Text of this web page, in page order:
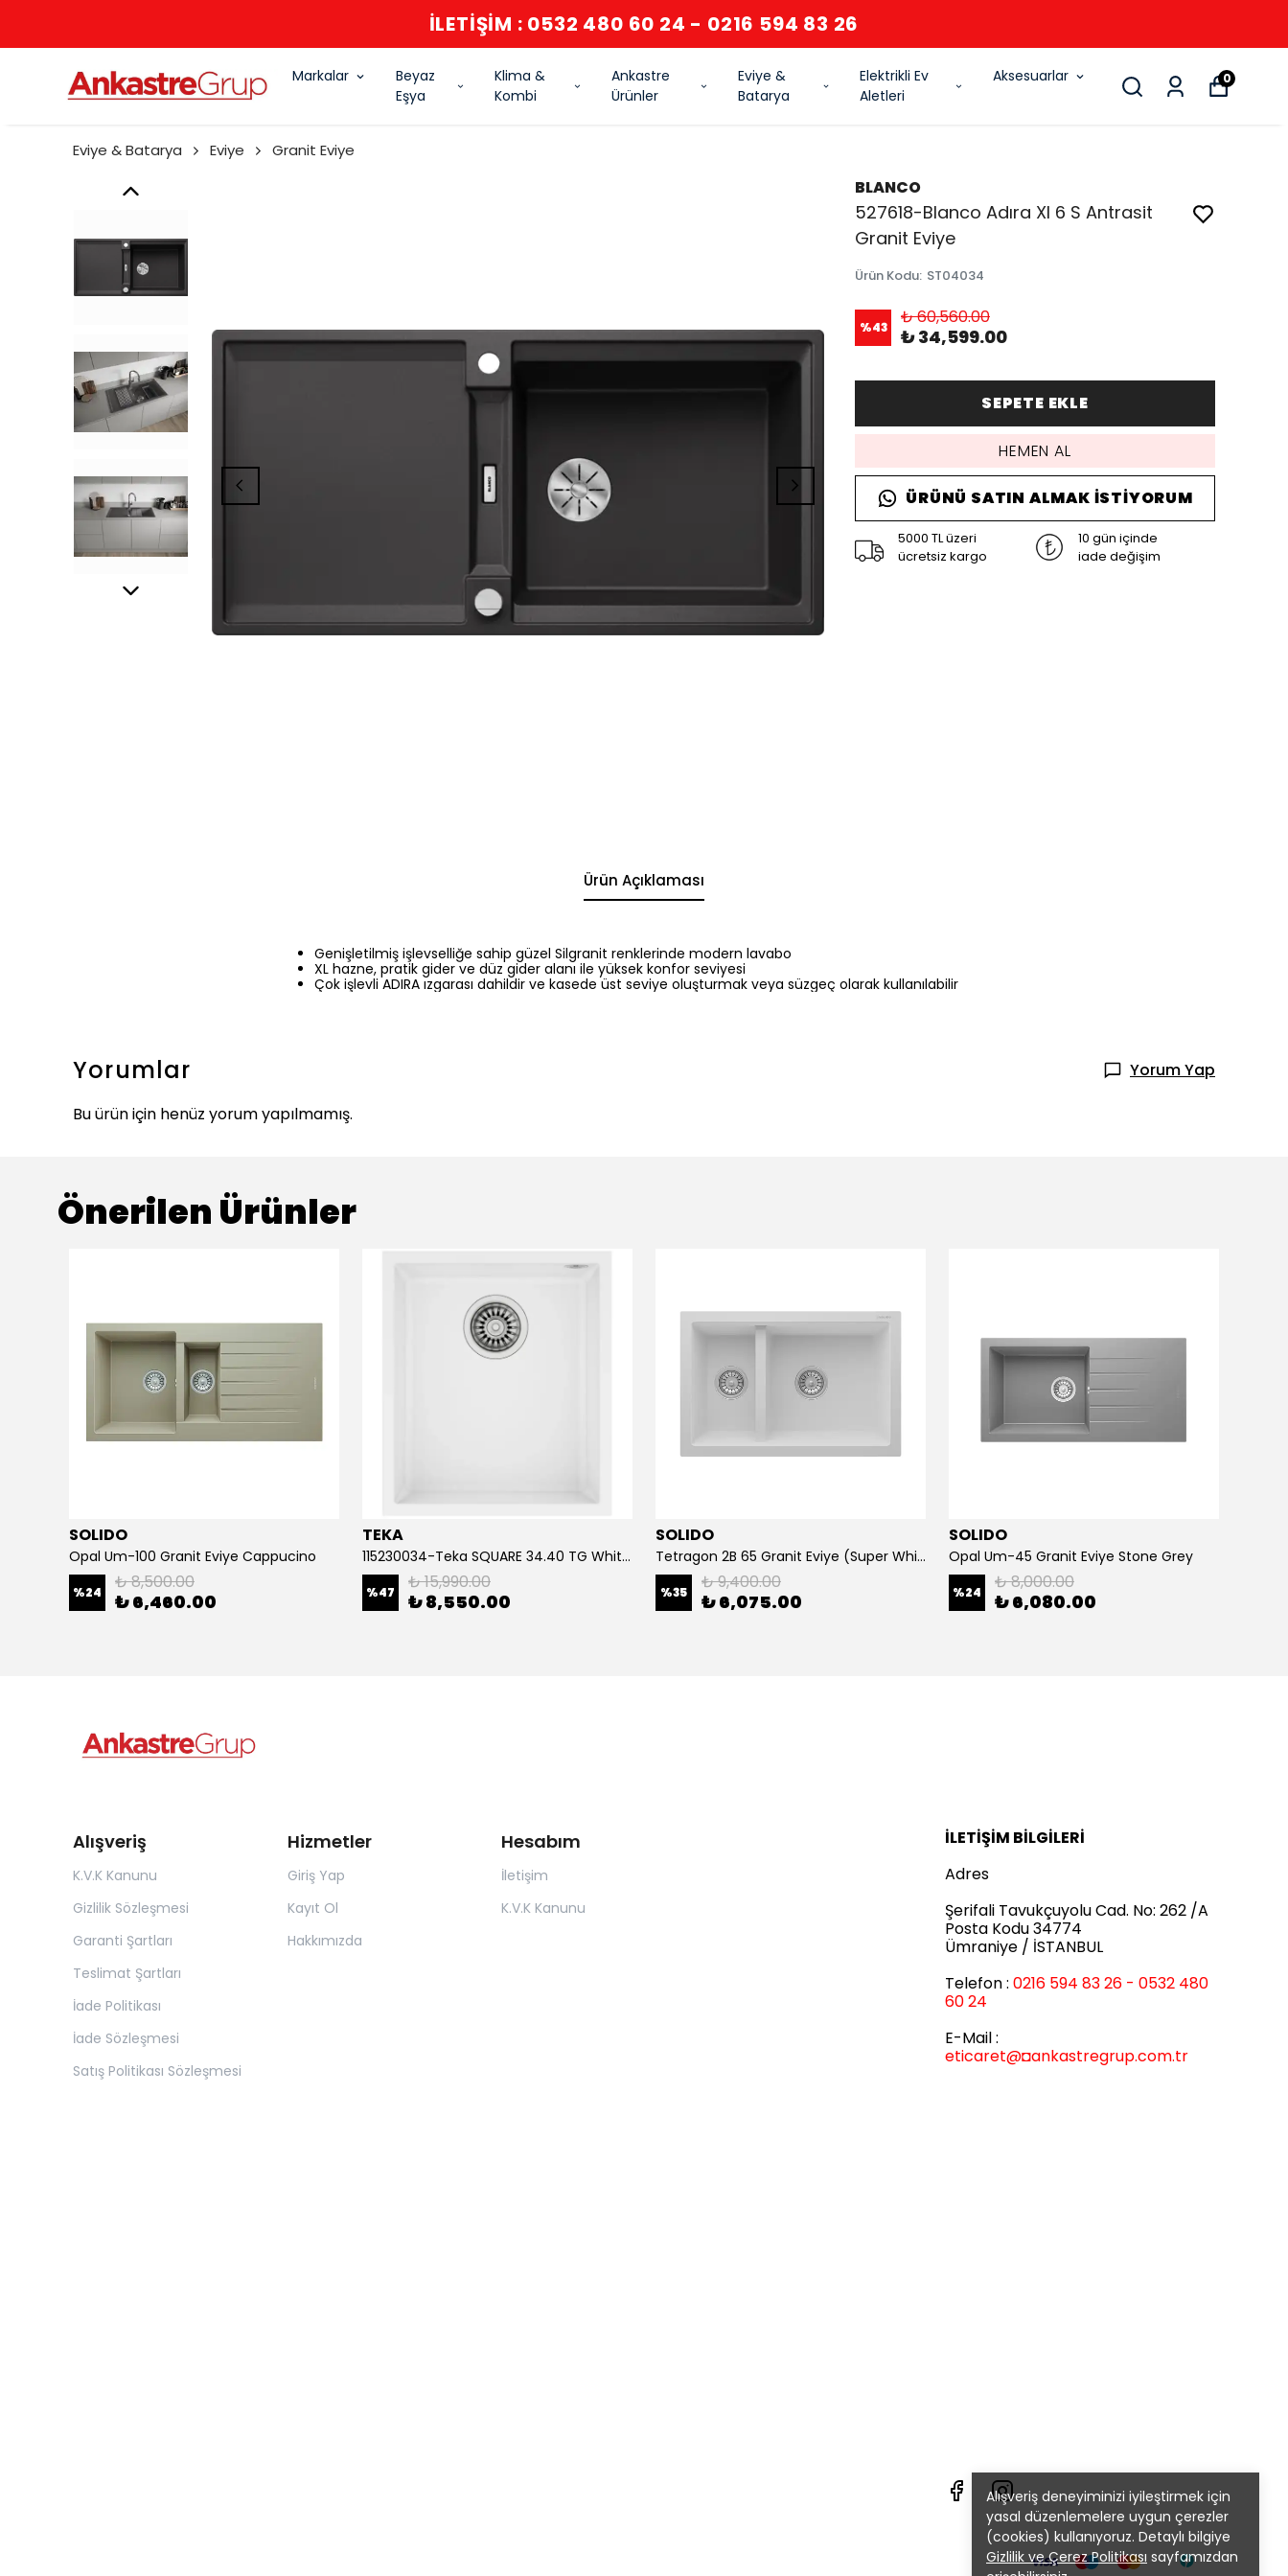
İLETİŞİM : 0532 480 60 24 - 0216 594 83 26
Markalar
Beyaz
Eşya
Klima &
Kombi
Ankastre
Ürünler
Eviye &
Batarya
Elektrikli Ev
Aletleri
Aksesuarlar 0
Alışveriş deneyiminizi iyileştirmek için
yasal düzenlemelere uygun çerezler
(cookies) kullanıyoruz. Detaylı bilgiye
Gizlilik ve Çerez Politikası sayfamızdan
Eviye & Batarya Eviye Granit Eviye
BLANCO
527618-Blanco Adıra Xl 6 S Antrasit
Granit Eviye
Ürün Kodu: ST04034
%43 ₺ 60,560.00
₺ 34,599.00
SEPETE EKLE
HEMEN AL
ÜRÜNÜ SATIN ALMAK İSTIYORUM
5000 TL üzeri
ücretsiz kargo
10 gün içinde
iade değişim
Ürün Açıklaması
Genişletilmiş işlevselliğe sahip güzel Silgranit renklerinde modern lavabo
XL hazne, pratik gider ve düz gider alanı ile yüksek konfor seviyesi
Çok işlevli ADIRA ızgarası dahildir ve kasede üst seviye oluşturmak veya süzgeç olarak kullanılabilir
Yorumlar
Yorum Yap
Bu ürün için henüz yorum yapılmamış.
Önerilen Ürünler
SOLIDO
Opal Um-100 Granit Eviye Cappucino
%24 ₺ 8,500.00
₺ 6,460.00
TEKA
115230034-Teka SQUARE 34.40 TG White Granit Eviye
%47 ₺ 15,990.00
₺ 8,550.00
SOLIDO
Tetragon 2B 65 Granit Eviye (Super White)
%35 ₺ 9,400.00
₺ 6,075.00
SOLIDO
Opal Um-45 Granit Eviye Stone Grey
%24 ₺ 8,000.00
₺ 6,080.00
Alışveriş
K.V.K Kanunu
Gizlilik Sözleşmesi
Garanti Şartları
Teslimat Şartları
İade Politikası
İade Sözleşmesi
Satış Politikası Sözleşmesi
Hizmetler
Giriş Yap
Kayıt Ol
Hakkımızda
Hesabım
İletişim
K.V.K Kanunu
İLETİŞİM BİLGİLERİ
Adres
Şerifali Tavukçuyolu Cad. No: 262 /A
Posta Kodu 34774
Ümraniye / İSTANBUL
Telefon : 0216 594 83 26 - 0532 480
60 24
E-Mail :
eticaret@◘ankastregrup.com.tr